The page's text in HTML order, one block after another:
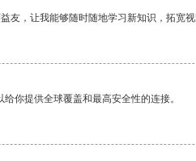
友，让我能够随时随地学习新知识，拓宽
你提供全球覆盖和最高安全性的连接。